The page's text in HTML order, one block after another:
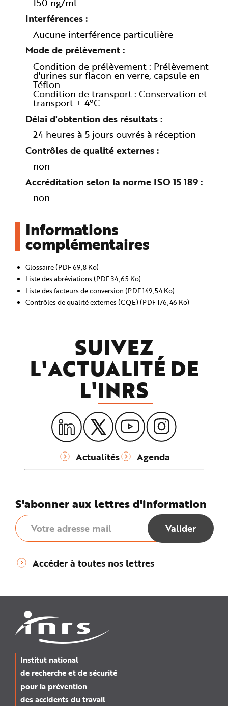
Interférences
Aucune interférence particulière
Mode de prélèvement
Condition de prélèvement : Prélèvement
d'urines sur flacon en verre, capsule en
Téflon
Condition de transport : Conservation et
transport + 4°C
Délai d'obtention des résultats
24 heures à 5 jours ouvrés à réception
Contrôles de qualité externes
non
Accréditation selon la norme ISO 15 189
non
Informations
complémentaires
Glossaire (PDF 69,8 Ko)
Liste des abréviations (PDF 34,65 Ko)
Liste des facteurs de conversion (PDF 149,54 Ko)
Contrôles de qualité externes (CQE) (PDF 176,46 Ko)
SUIVEZ
L'ACTUALITÉ DE
L'INRS
Actualités Agenda
S'abonner aux lettres d'information
Accéder à toutes nos lettres
Institut national
de recherche et de sécurité
pour la prévention
des accidents du travail